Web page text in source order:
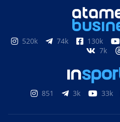
520k 74k 130k
7k
851 3k 33k